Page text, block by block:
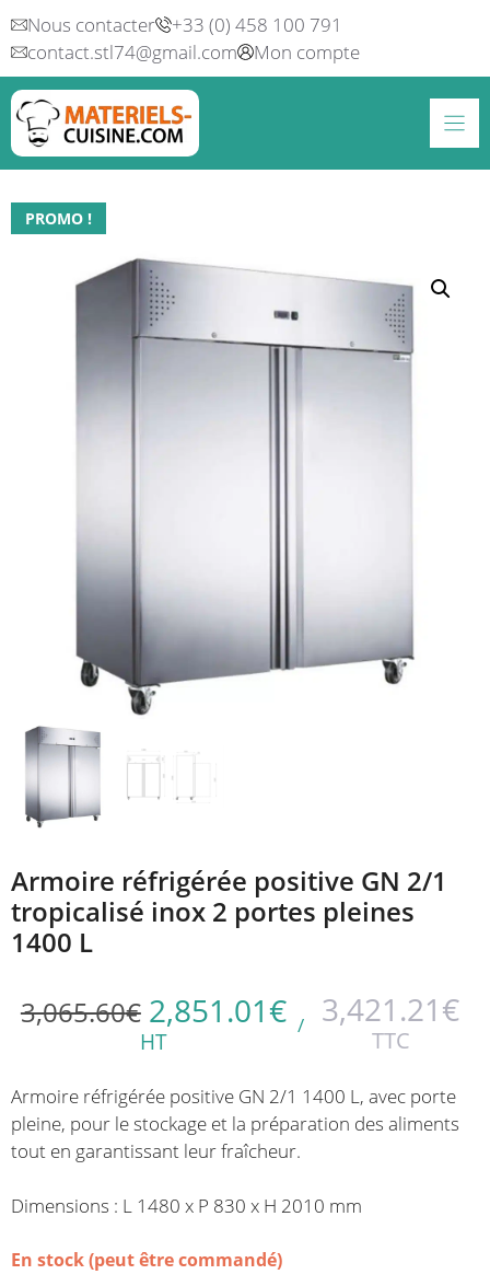
Aller
au
contenu
Nous contacter
+33 (0) 458 100 791
contact.stl74@gmail.com
Mon compte
PROMO !
Armoire réfrigérée positive GN 2/1
tropicalisé inox 2 portes pleines
1400 L
3,065.60€ Le
prix
initial
3,065.60€.
2,851.01€Le
prix
2,851.01€.
HT
/ 3,421.21€
TTC
Armoire réfrigérée positive GN 2/1 1400 L, avec porte
pleine, pour le stockage et la préparation des aliments
tout en garantissant leur fraîcheur.
Dimensions : L 1480 x P 830 x H 2010 mm
En stock (peut être commandé)